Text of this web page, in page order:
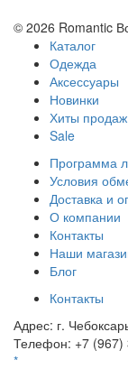
© 2026 Romantic
Каталог
Одежда
Аксессуары
Новинки
Хиты продаж
Sale
Программа
Условия
Доставка и
О компании
Контакты
Наши
Блог
Контакты
Адрес: г.
Телефон: +7 (967)
*